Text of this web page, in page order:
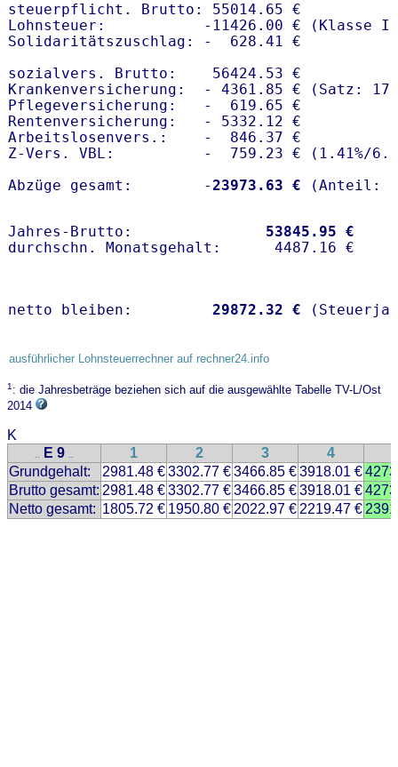
steuerpflicht. Brutto: 55014.65 €
Lohnsteuer:           -11426.00 € (Klasse I)
Solidaritätszuschlag: -  628.41 €
sozialvers. Brutto:    56424.53 €
Krankenversicherung:  - 4361.85 € (Satz:
Pflegeversicherung:   -  619.65 €
Rentenversicherung:   - 5332.12 €
Arbeitslosenvers.:    -  846.37 €
Z-Vers. VBL:          -  759.23 € ( 1.41%/
Abzüge gesamt:        -23973.63 €
Jahres-Brutto: 53845.95 €
netto bleiben: 29872.32 €
ausführlicher Lohnsteuerrechner auf rechner24.info
1: die Jahresbeträge beziehen sich auf die ausgewählte Tabelle TV-L/Ost
2014
K
.. E 9 .. 1 2 3 4
Grundgehalt:
2981.48 €3302.77 €3466.85 €3918.01 €
Brutto gesamt: 2981.48 €3302.77 €3466.85 €3918.01 €
Netto gesamt: 1805.72 € 1950.80 € 2022.97 € 2219.47 €